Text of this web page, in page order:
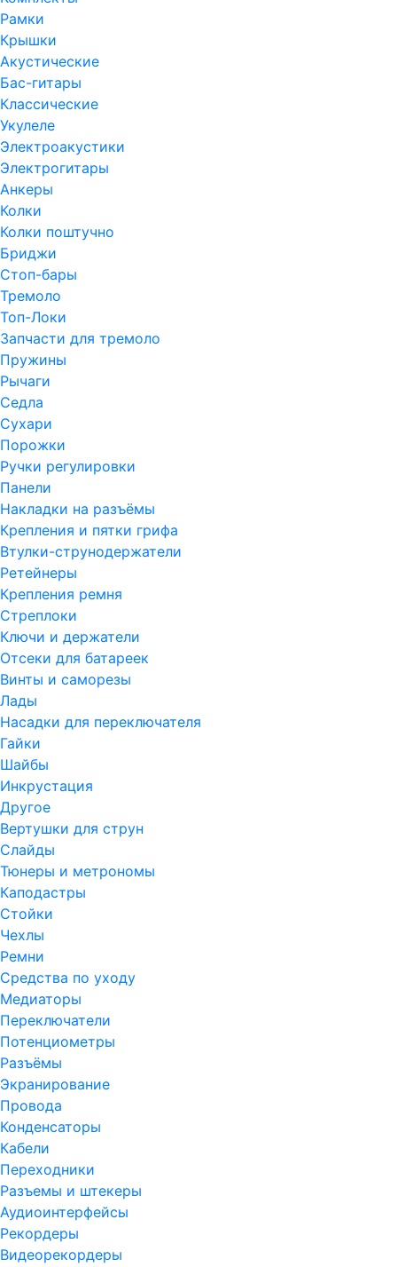
Рамки
Крышки
Акустические
Бас-гитары
Классические
Укулеле
Электроакустики
Электрогитары
Анкеры
Колки
Колки поштучно
Бриджи
Стоп-бары
Тремоло
Топ-Локи
Запчасти для тремоло
Пружины
Рычаги
Седла
Сухари
Порожки
Ручки регулировки
Панели
Накладки на разъёмы
Крепления и пятки грифа
Втулки-струнодержатели
Ретейнеры
Крепления ремня
Стреплоки
Ключи и держатели
Отсеки для батареек
Винты и саморезы
Лады
Насадки для переключателя
Гайки
Шайбы
Инкрустация
Другое
Вертушки для струн
Слайды
Тюнеры и метрономы
Каподастры
Стойки
Чехлы
Ремни
Средства по уходу
Медиаторы
Переключатели
Потенциометры
Разъёмы
Экранирование
Провода
Конденсаторы
Кабели
Переходники
Разъемы и штекеры
Аудиоинтерфейсы
Рекордеры
Видеорекордеры